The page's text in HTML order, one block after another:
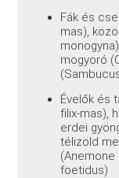
Fák és
mas),
mogyoró
Évelők és
filix-mas),
erdei
télizöld
foetidus)